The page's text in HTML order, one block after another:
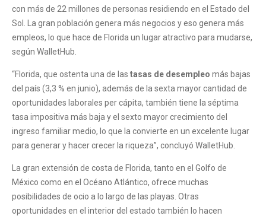
con más de 22 millones de personas residiendo en el Estado del
Sol. La gran población genera más negocios y eso genera más
empleos, lo que hace de Florida un lugar atractivo para mudarse,
según WalletHub.
“Florida, que ostenta una de las tasas de desempleo más bajas
del país (3,3 % en junio), además de la sexta mayor cantidad de
oportunidades laborales per cápita, también tiene la séptima
tasa impositiva más baja y el sexto mayor crecimiento del
ingreso familiar medio, lo que la convierte en un excelente lugar
para generar y hacer crecer la riqueza”, concluyó WalletHub.
La gran extensión de costa de Florida, tanto en el Golfo de
México como en el Océano Atlántico, ofrece muchas
posibilidades de ocio a lo largo de las playas. Otras
oportunidades en el interior del estado también lo hacen